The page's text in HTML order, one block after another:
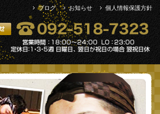
ブログ お知らせ 個人情報保護方針